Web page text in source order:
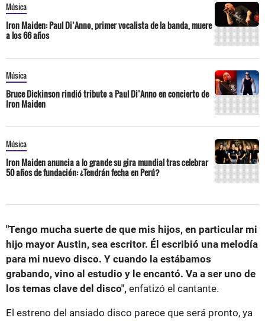
Música
Iron Maiden: Paul Di’Anno, primer vocalista de la banda, muere
a los 66 años
Música
Bruce Dickinson rindió tributo a Paul Di’Anno en concierto de
Iron Maiden
Música
Iron Maiden anuncia a lo grande su gira mundial tras celebrar
50 años de fundación: ¿Tendrán fecha en Perú?
"Tengo mucha suerte de que mis hijos, en particular mi
hijo mayor Austin, sea escritor. Él escribió una melodía
para mi nuevo disco. Y cuando la estábamos
grabando, vino al estudio y le encantó. Va a ser uno de
los temas clave del disco", enfatizó el cantante.
El estreno del ansiado disco parece que será pronto, ya